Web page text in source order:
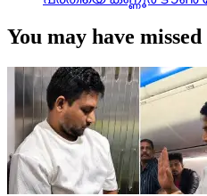
You may have missed